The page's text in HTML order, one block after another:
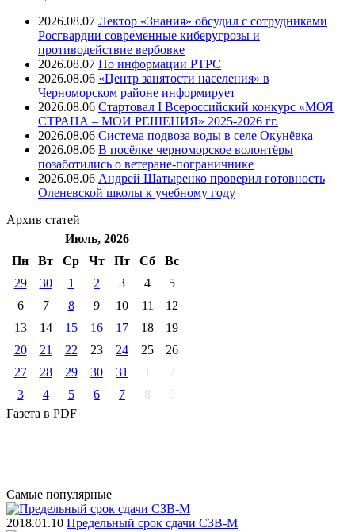
2026.08.07 Лектор «Знания» обсудил с сотрудниками
Росгвардии современные киберугрозы и
противодействие вербовке
2026.08.07 ⁠По информации РТРС
2026.08.06 «Центр занятости населения» в
Черноморском районе информирует
2026.08.06 Стартовал I Всероссийский конкурс «МОЯ
СТРАНА – МОИ РЕШЕНИЯ» 2025-2026 гг.
2026.08.06 Система подвоза воды в селе Окунёвка
2026.08.06 В посёлке черноморское волонтёры
позаботились о ветеране-пограничнике
2026.08.06 Андрей Шатыренко проверил готовность
Оленевской школы к учебному году
Архив статей
Июль, 2026
Пн
Вт Ср Чт Пт Cб
Вс
29
30 1 2 3 4
5
6
7 8 9 10 11
12
13
14 15 16 17 18
19
20
21 22 23 24 25
26
27
28 29 30 31 1
2
3
4 5 6 7 8
9
Газета в PDF
Самые популярные
2018.01.10 Предельный срок сдачи СЗВ-М